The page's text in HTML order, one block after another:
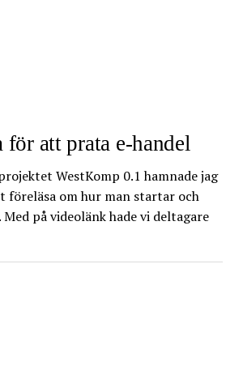
att prata e-handel
WestKomp 0.1 hamnade jag
föreläsa om hur man startar och
på videolänk hade vi deltagare